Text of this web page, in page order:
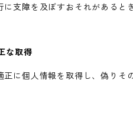
に支障を及ぼすおそれがあると
な取得
正に個人情報を取得し、偽りそ